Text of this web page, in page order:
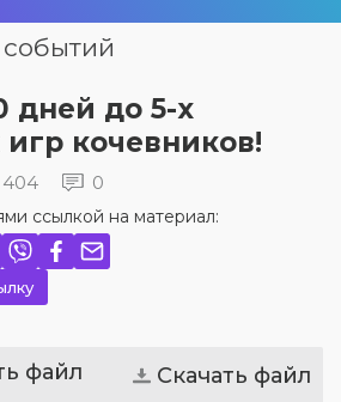
дней до 5-х
кочевников!
404 0
ссылкой на материал:
файл Скачать файл